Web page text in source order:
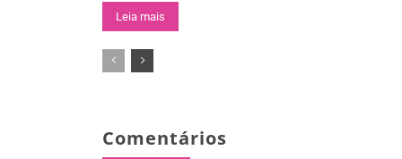
Leia mais
Comentários